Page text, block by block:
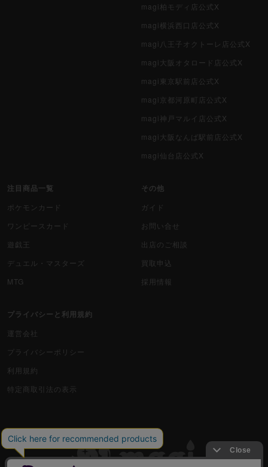
magi柏モディ店公式X
magi横浜西口店公式X
magi八王子オクトーレ店公式X
magi大阪オタロード店公式X
magi東京駅前店公式X
magi京都河原町店公式X
magi神戸マルイ店公式X
magi大阪なんば駅前店公式X
magi仙台店公式X
注目商品一覧
ポケモンカード
ワンピースカード
遊戯王
デュエル・マスターズ
MTG
その他
ガイド
お問い合せ
出店のご相談
買取申込
採用情報
プライバシーと利用規約
運営会社
プライバシーポリシー
利用規約
特定商取引法の表示